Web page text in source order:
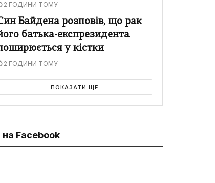
2 ГОДИНИ ТОМУ
Байдена розповів, що рак
батька-експрезидента
у кістки
2 ГОДИНИ ТОМУ
ПОКАЗАТИ ЩЕ
Facebook